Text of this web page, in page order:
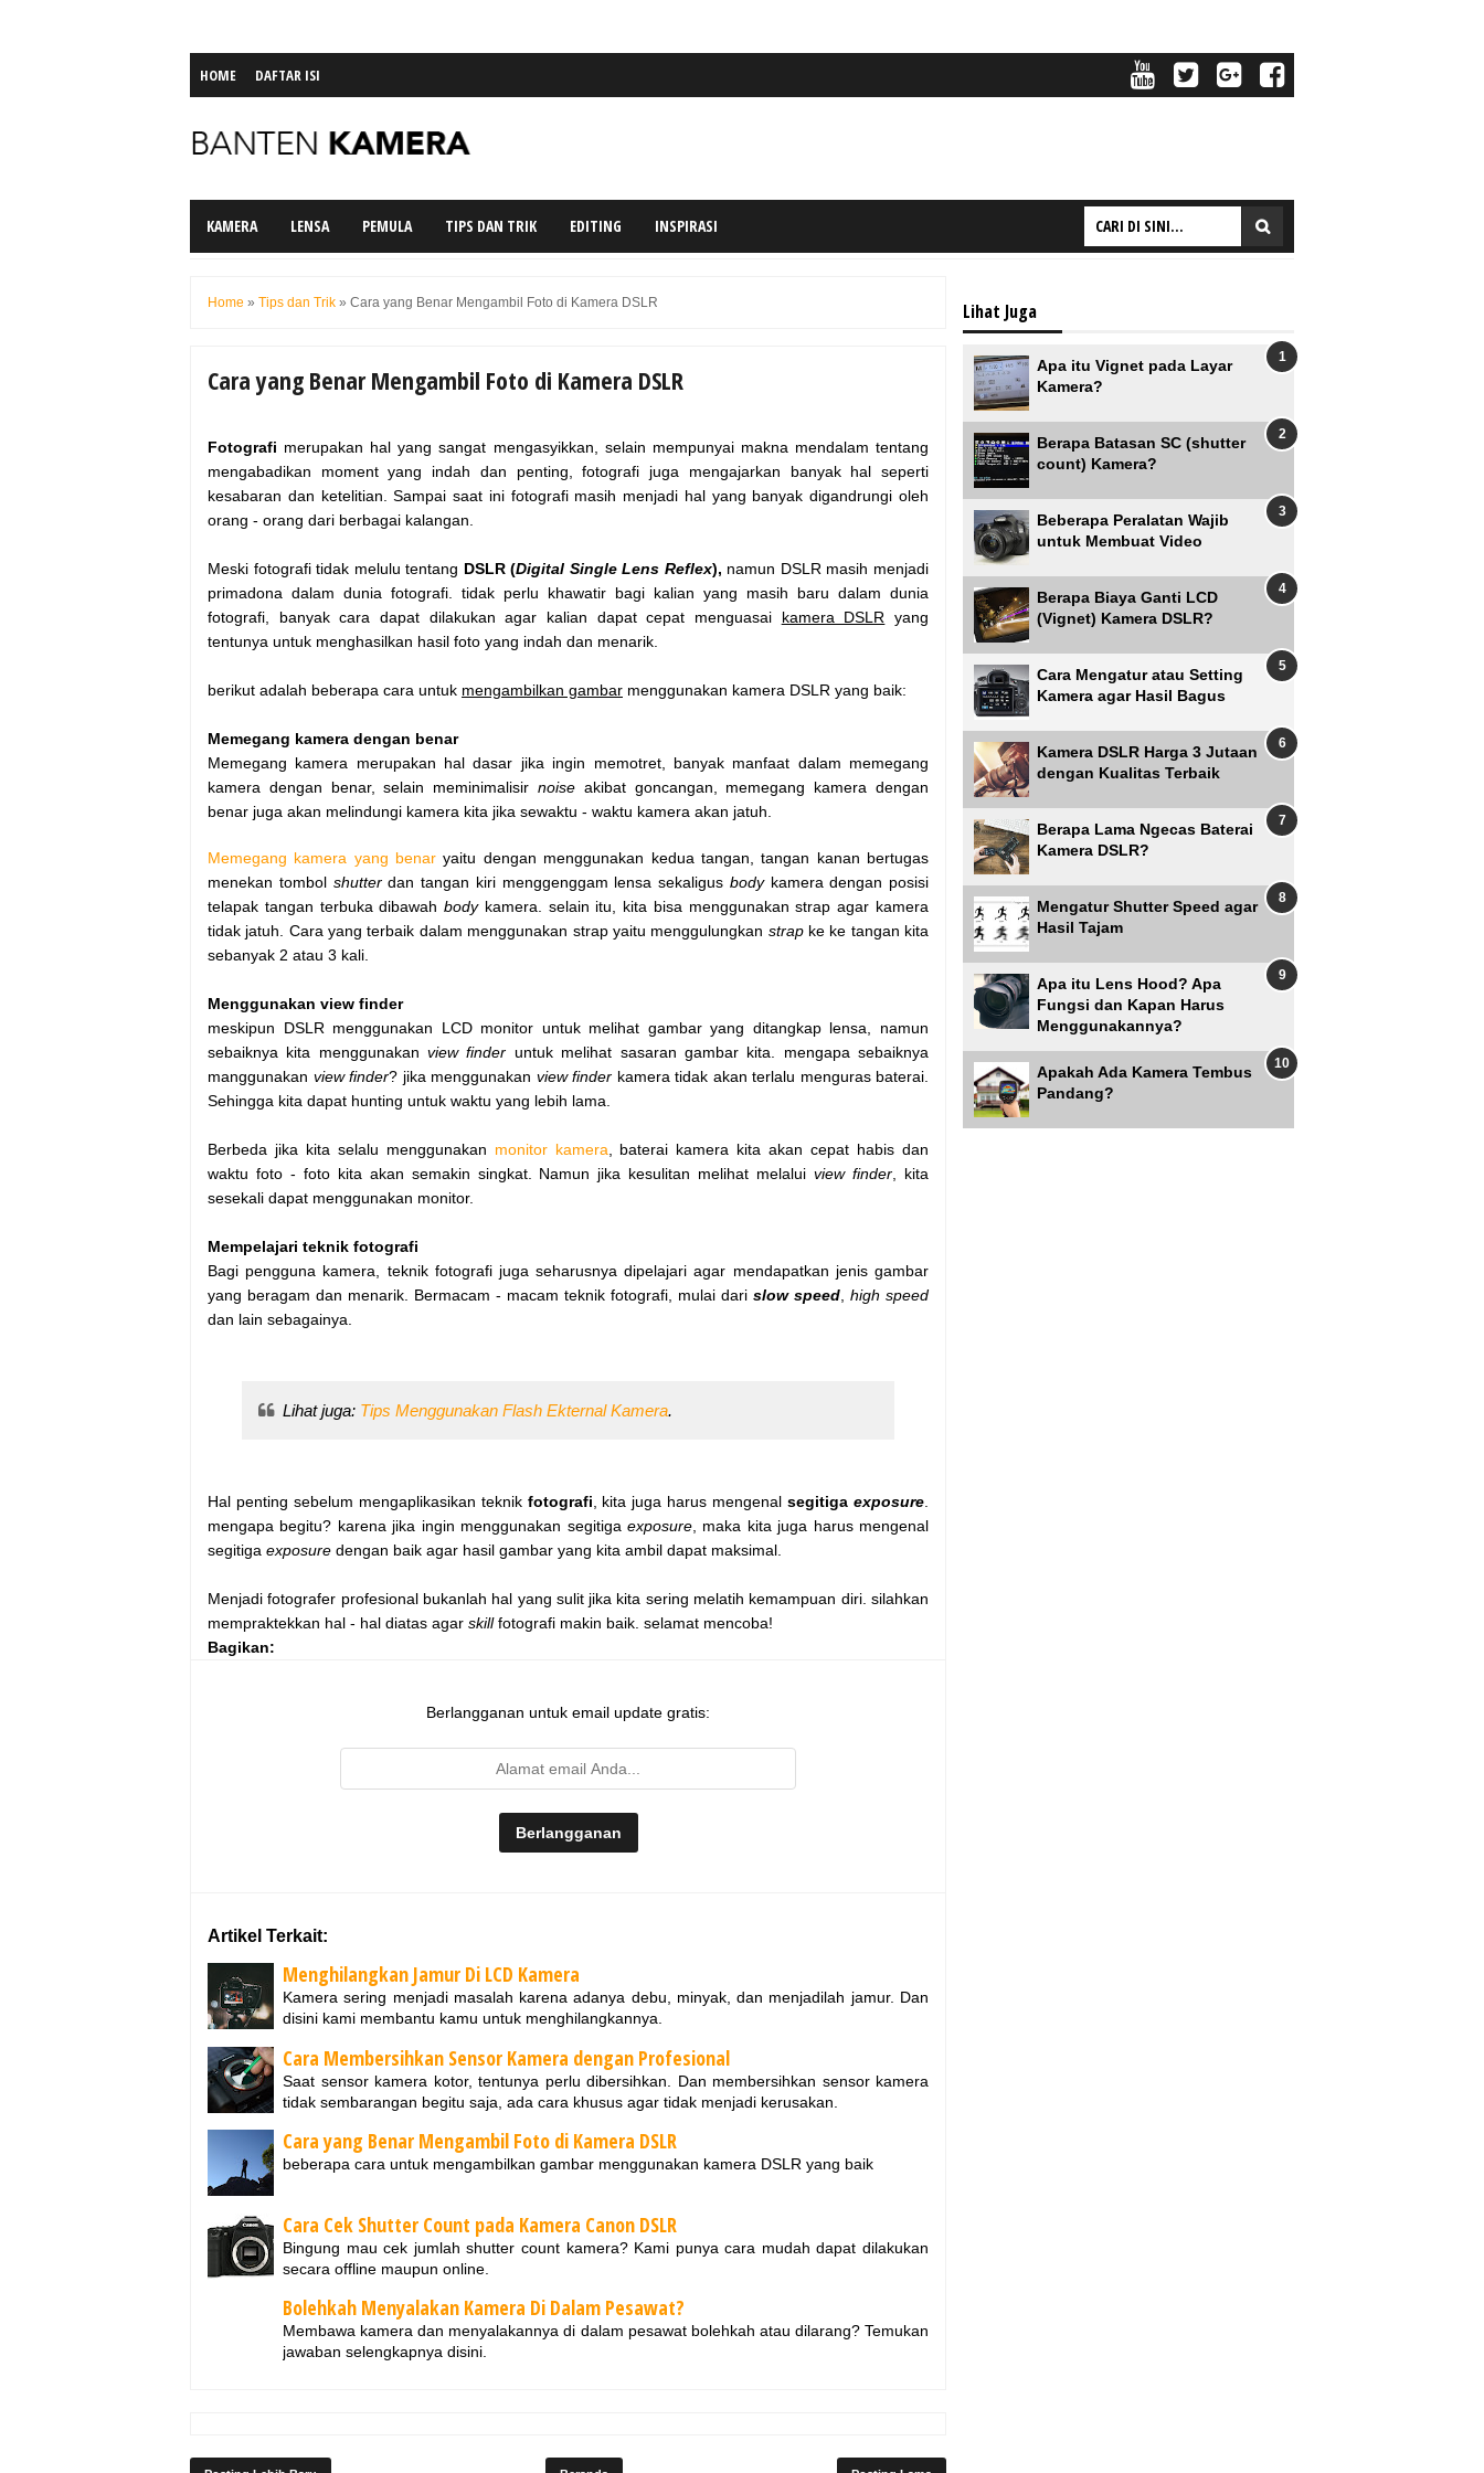
HOME DAFTAR ISI
KAMERA LENSA PEMULA TIPS DAN TRIK EDITING INSPIRASI
Home » Tips dan Trik » Cara yang Benar Mengambil Foto di Kamera DSLR
Cara yang Benar Mengambil Foto di Kamera DSLR
Fotografi merupakan hal yang sangat mengasyikkan, selain mempunyai makna mendalam tentang
mengabadikan moment yang indah dan penting, fotografi juga mengajarkan banyak hal seperti
kesabaran dan ketelitian. Sampai saat ini fotografi masih menjadi hal yang banyak digandrungi oleh
orang - orang dari berbagai kalangan.
Meski fotografi tidak melulu tentang DSLR (Digital Single Lens Reflex), namun DSLR masih menjadi
primadona dalam dunia fotografi. tidak perlu khawatir bagi kalian yang masih baru dalam dunia
fotografi, banyak cara dapat dilakukan agar kalian dapat cepat menguasai kamera DSLR yang
tentunya untuk menghasilkan hasil foto yang indah dan menarik.
berikut adalah beberapa cara untuk mengambilkan gambar menggunakan kamera DSLR yang baik:
Memegang kamera dengan benar
Memegang kamera merupakan hal dasar jika ingin memotret, banyak manfaat dalam memegang
kamera dengan benar, selain meminimalisir noise akibat goncangan, memegang kamera dengan
benar juga akan melindungi kamera kita jika sewaktu - waktu kamera akan jatuh.
Memegang kamera yang benar yaitu dengan menggunakan kedua tangan, tangan kanan bertugas
menekan tombol shutterdan tangan kiri menggenggam lensa sekaligus bodykamera dengan posisi
telapak tangan terbuka dibawahbodykamera. selain itu, kita bisa menggunakan strap agar kamera
tidak jatuh. Cara yang terbaik dalam menggunakan strap yaitu menggulungkan strapke ke tangan kita
sebanyak 2 atau 3 kali.
Menggunakan view finder
meskipun DSLR menggunakan LCD monitor untuk melihat gambar yang ditangkap lensa, namun
sebaiknya kita menggunakanview finder untuk melihat sasaran gambar kita. mengapa sebaiknya
manggunakan view finder? jika menggunakan view finder kamera tidak akan terlalu menguras baterai.
Sehingga kita dapat hunting untuk waktu yang lebih lama.
Berbeda jika kita selalu menggunakan monitor kamera , baterai kamera kita akan cepat habis dan
waktu foto - foto kita akan semakin singkat. Namun jika kesulitan melihat melaluiview finder , kita
sesekali dapat menggunakan monitor.
Mempelajari teknik fotografi
Bagi pengguna kamera, teknik fotografi juga seharusnya dipelajari agar mendapatkan jenis gambar
yang beragam dan menarik. Bermacam - macam teknik fotografi, mulai dari slow speed high speed
dan lain sebagainya.
Lihat juga: Tips Menggunakan Flash Ekternal Kamera.
Hal penting sebelum mengaplikasikan teknik fotografi , kita juga harus mengenalsegitigaexposure
mengapa begitu? karena jika ingin menggunakan segitiga exposure, maka kita juga harus mengenal
segitiga exposure dengan baik agar hasil gambar yang kita ambil dapat maksimal.
Menjadi fotografer profesional bukanlah hal yang sulit jika kita sering melatih kemampuan diri. silahkan
mempraktekkan hal - hal diatas agar skillfotografi makin baik. selamat mencoba!
Bagikan:
Berlangganan untuk email update gratis:
Artikel Terkait:
Menghilangkan Jamur Di LCD Kamera
Kamera sering menjadi masalah karena adanya debu, minyak, dan menjadilah jamur. Dan
disini kami membantu kamu untuk menghilangkannya.
Cara Membersihkan Sensor Kamera dengan Profesional
Saat sensor kamera kotor, tentunya perlu dibersihkan. Dan membersihkan sensor kamera
tidak sembarangan begitu saja, ada cara khusus agar tidak menjadi kerusakan.
Cara yang Benar Mengambil Foto di Kamera DSLR
beberapa cara untuk mengambilkan gambar menggunakan kamera DSLR yang baik
Cara Cek Shutter Count pada Kamera Canon DSLR
Bingung mau cek jumlah shutter count kamera? Kami punya cara mudah dapat dilakukan
secara offline maupun online.
Bolehkah Menyalakan Kamera Di Dalam Pesawat?
Membawa kamera dan menyalakannya di dalam pesawat bolehkah atau dilarang? Temukan
jawaban selengkapnya disini.
Lihat Juga
Apa itu Vignet pada Layar
Kamera?
Berapa Batasan SC (shutter
count) Kamera?
Beberapa Peralatan Wajib
untuk Membuat Video
Berapa Biaya Ganti LCD
(Vignet) Kamera DSLR?
Cara Mengatur atau Setting
Kamera agar Hasil Bagus
Kamera DSLR Harga 3 Jutaan
dengan Kualitas Terbaik
Berapa Lama Ngecas Baterai
Kamera DSLR?
Mengatur Shutter Speed agar
Hasil Tajam
Apa itu Lens Hood? Apa
Fungsi dan Kapan Harus
Menggunakannya?
Apakah Ada Kamera Tembus
Pandang?